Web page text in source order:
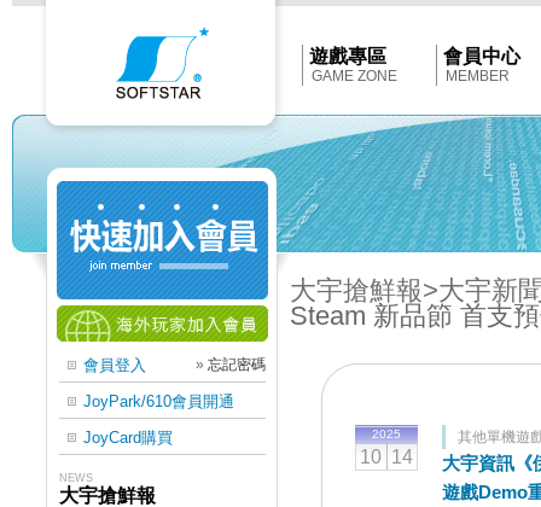
Softstar
遊戲專區
GAME ZONE
會員中心
MEMBER
會員登入 » 忘記密碼
JoyPark/610會員開通
JoyCard購買
NEWS
大宇搶鮮報
大宇搶鮮報>大宇新
Steam 新品節 首支
2025
10 14
其他單機遊
大宇資訊《
遊戲Demo